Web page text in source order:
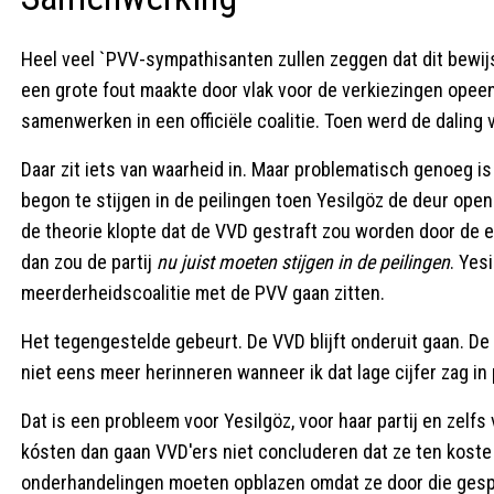
Heel veel `PVV-sympathisanten zullen zeggen dat dit
een grote fout maakte door vlak voor de verkiezingen
samenwerken in een officiële coalitie. Toen werd de daling
Daar zit iets van waarheid in. Maar problematisch genoeg
begon te stijgen in de peilingen toen Yesilgöz de deur
de theorie klopte dat de VVD gestraft zou worden door de
dan zou de partij nu juist moeten stijgen in de peilingen.
meerderheidscoalitie met de PVV gaan zitten.
Het tegengestelde gebeurt. De VVD blijft onderuit gaan.
niet eens meer herinneren wanneer ik dat lage cijfer zag
Dat is een probleem voor Yesilgöz, voor haar partij en
kósten dan gaan VVD'ers niet concluderen dat ze ten
onderhandelingen moeten opblazen omdat ze door die